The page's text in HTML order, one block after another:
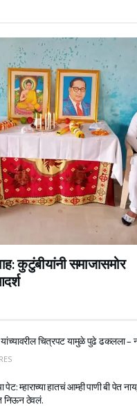
कुटुंबीयांनी समाजासमोर
यांच्यावरील चित्रपट यामुळे पुढे ढकलला
म्हाराच्या हातचं आम्ही पाणी बी पेत
निऊन ठेवलं.